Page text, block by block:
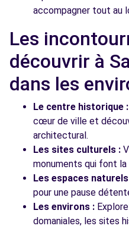
accompagner tout au
Les
découvrir à
dans les
Le centre historique :
cœur de ville et
architectural.
Les sites culturels :
monuments qui font la
Les espaces
pour une pause
Les environs :
domaniales, les sites